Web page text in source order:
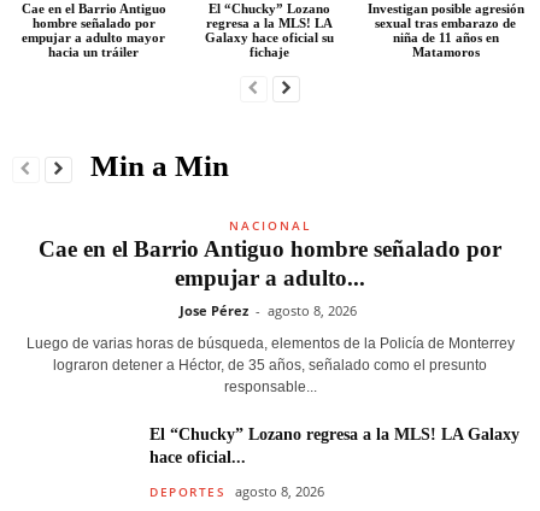
Cae en el Barrio Antiguo
hombre señalado por
empujar a adulto mayor
hacia un tráiler
El “Chucky” Lozano
regresa a la MLS! LA
Galaxy hace oficial su
fichaje
Investigan posible agresión
sexual tras embarazo de
niña de 11 años en
Matamoros
Min a Min
NACIONAL
Cae en el Barrio Antiguo hombre señalado por
empujar a adulto...
Jose Pérez - agosto 8, 2026
Luego de varias horas de búsqueda, elementos de la Policía de Monterrey
lograron detener a Héctor, de 35 años, señalado como el presunto
responsable...
El “Chucky” Lozano regresa a la MLS! LA Galaxy
hace oficial...
DEPORTES agosto 8, 2026